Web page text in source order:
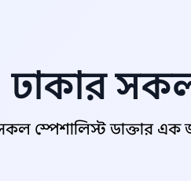
ঢাকার
স্পেশালিস্ট ডাক্তার